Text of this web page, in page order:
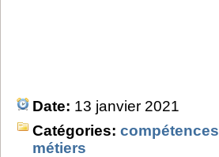
Date: 13 janvier 2021
Catégories: compétences
métiers